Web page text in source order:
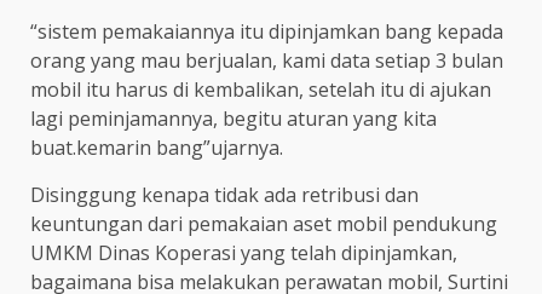
“sistem pemakaiannya itu dipinjamkan bang kepada
orang yang mau berjualan, kami data setiap 3 bulan
mobil itu harus di kembalikan, setelah itu di ajukan
lagi peminjamannya, begitu aturan yang kita
buat.kemarin bang”ujarnya.
Disinggung kenapa tidak ada retribusi dan
keuntungan dari pemakaian aset mobil pendukung
UMKM Dinas Koperasi yang telah dipinjamkan,
bagaimana bisa melakukan perawatan mobil, Surtini